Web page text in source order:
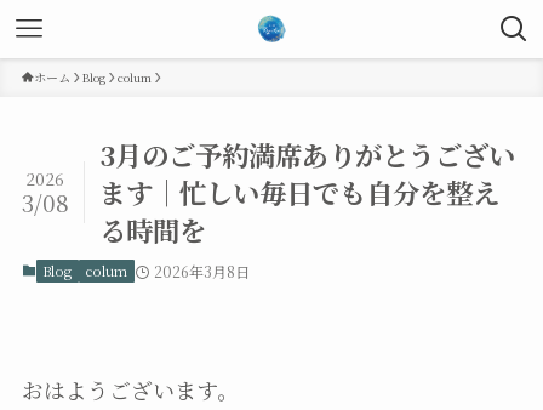
ホーム Blog colum
3月のご予約満席ありがとうござい
ます｜忙しい毎日でも自分を整え
る時間を
2026
3/08
Blog colum 2026年3月8日
おはようございます。